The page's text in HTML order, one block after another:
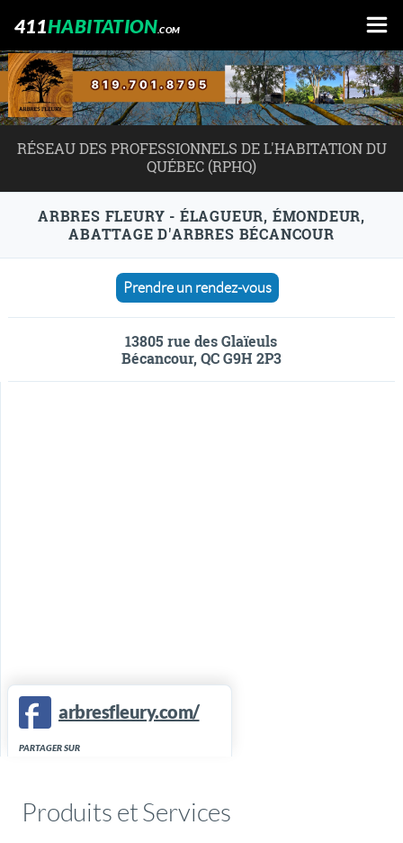
411HABITATION.COM
RÉSEAU DES PROFESSIONNELS DE L'HABITATION DU
QUÉBEC (RPHQ)
ARBRES FLEURY - ÉLAGUEUR, ÉMONDEUR,
ABATTAGE D'ARBRES BÉCANCOUR
Prendre un rendez-vous
13805 rue des Glaïeuls
Bécancour, QC G9H 2P3
arbresfleury.com/
PARTAGER SUR
Produits et Services